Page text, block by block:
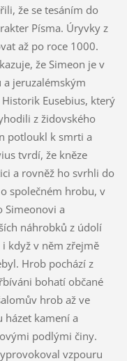
že se tesáním do
Písma. Úryvky z
až po roce 1000.
že Simeon je v
jeruzalémským
Eusebius, který
z židovského
potloukl k smrti a
tvrdí, že kněze
a rovněž ho svrhli do
společném hrobu, v
Simeonovi a
náhrobků z údolí
když v něm zřejmě
Hrob pochází z
bohatí občané
hrob až ve
házet kamení a
podlými činy.
vzpouru